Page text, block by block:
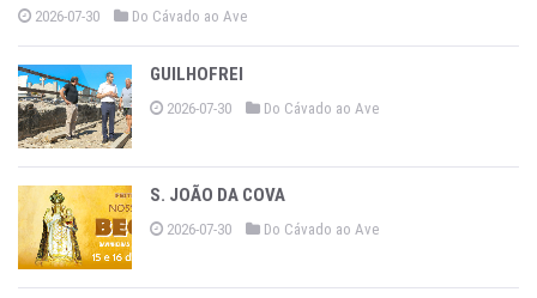
2026-07-30 Do Cávado ao Ave
GUILHOFREI
2026-07-30 Do Cávado ao Ave
S. JOÃO DA COVA
2026-07-30 Do Cávado ao Ave